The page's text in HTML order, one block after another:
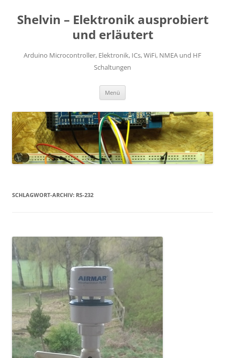
springen
Shelvin – Elektronik ausprobiert
und erläutert
Arduino Microcontroller, Elektronik, ICs, WiFi, NMEA und HF
Schaltungen
Menü
SCHLAGWORT-ARCHIV: RS-232